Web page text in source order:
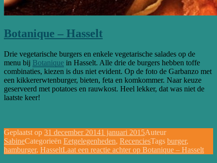
Botanique – Hasselt
Drie vegetarische burgers en enkele vegetarische salades op de
menu bij Botanique in Hasselt. Alle drie de burgers hebben toffe
combinaties, kiezen is dus niet evident. Op de foto de Garbanzo met
een kikkererwtenburger, bieten, feta en komkommer. Naar keuze
geserveerd met potatoes en rauwkost. Heel lekker, dat was niet de
laatste keer!
Geplaatst op 31 december 20141 januari 2015Auteur
SabineCategorieën Eetgelegenheden, RecenciesTags burger,
hamburger, HasseltLaat een reactie achterop Botanique – Hasselt